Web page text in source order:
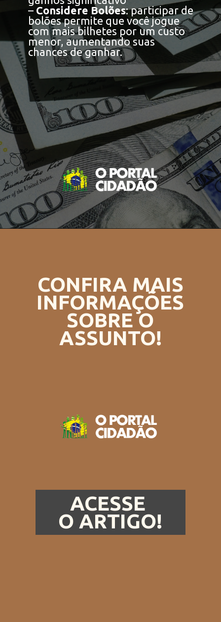
– Considere Bolões: participar de
bolões permite que você jogue
com mais bilhetes por um custo
menor, aumentando suas
chances de ganhar.
CONFIRA MAIS
INFORMAÇÕES
SOBRE O
ASSUNTO!
ACESSE
O ARTIGO!